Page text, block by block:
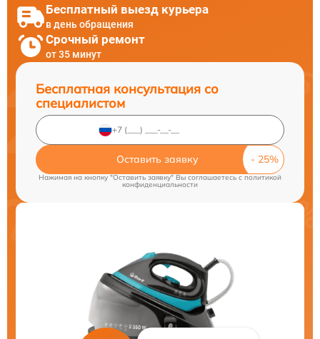
Бесплатный выезд курьера
в день обращения
Срочный ремонт
от 35 минут
Бесплатная консультация со
специалистом
Оставить заявку
Нажимая на кнопку "Оставить заявку" Вы соглашаетесь cполитикой
конфиденциальности